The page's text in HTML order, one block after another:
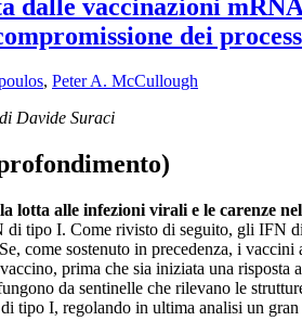
dalle vaccinazioni
dei
, Peter A. McCullough
Davide Suraci
lotta alle infezioni virali e le carenze
di tipo I. Come rivisto di seguito, gli
come sostenuto in precedenza, i
prima che sia iniziata una
da sentinelle che rilevano le
tipo I, regolando in ultima analisi un